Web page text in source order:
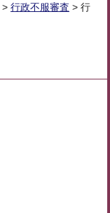
> 行政不服審査 > 行